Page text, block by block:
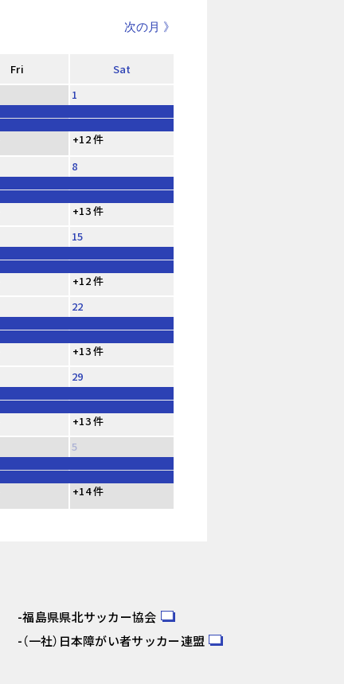
次の月 》
Fri
Sat
1
+12 件
8
+13 件
15
+12 件
22
+13 件
29
+13 件
5
+14 件
福島県県北サッカー協会
（一社）日本障がい者サッカー連盟